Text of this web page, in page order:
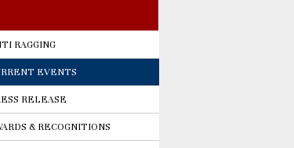
RAGGING
EVENTS
RELEASE
& RECOGNITIONS